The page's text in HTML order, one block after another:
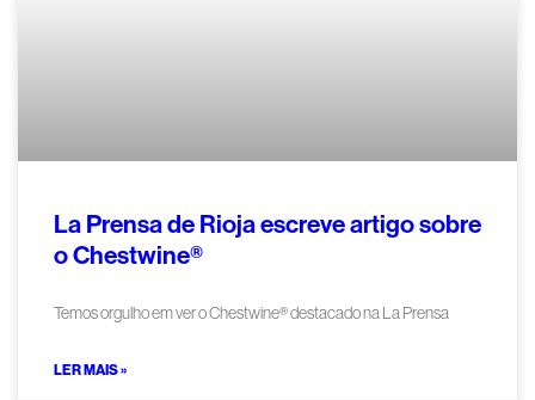
La Prensa de Rioja escreve artigo sobre
o Chestwine®
Temos orgulho em ver o Chestwine® destacado na La Prensa
LER MAIS »